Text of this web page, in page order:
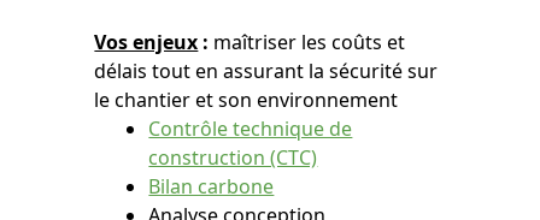
Vos enjeux : maîtriser les coûts et
délais tout en assurant la sécurité sur
le chantier et son environnement
Contrôle technique de
construction (CTC)
Bilan carbone